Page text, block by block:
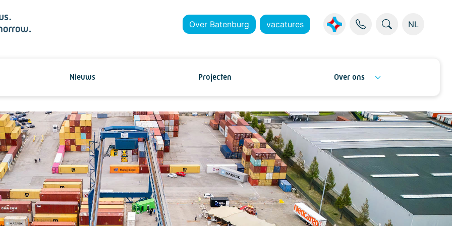
Over Batenburg vacatures NL
Nieuws Projecten Over ons